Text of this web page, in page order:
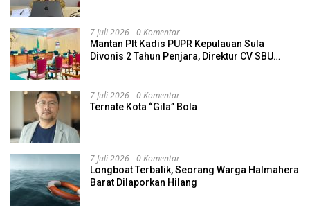
7 Juli 2026 0 Komentar
Mantan Plt Kadis PUPR Kepulauan Sula
Divonis 2 Tahun Penjara, Direktur CV SBU
7 Juli 2026 0 Komentar
Ternate Kota “Gila” Bola
7 Juli 2026 0 Komentar
Longboat Terbalik, Seorang Warga Halmahera
Barat Dilaporkan Hilang